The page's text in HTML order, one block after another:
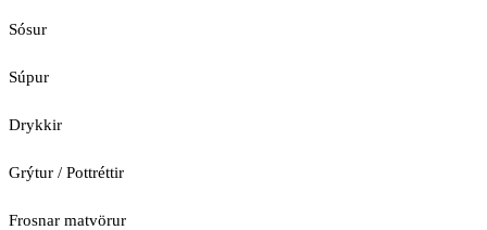
Sósur
Súpur
Drykkir
Grýtur / Pottréttir
Frosnar matvörur